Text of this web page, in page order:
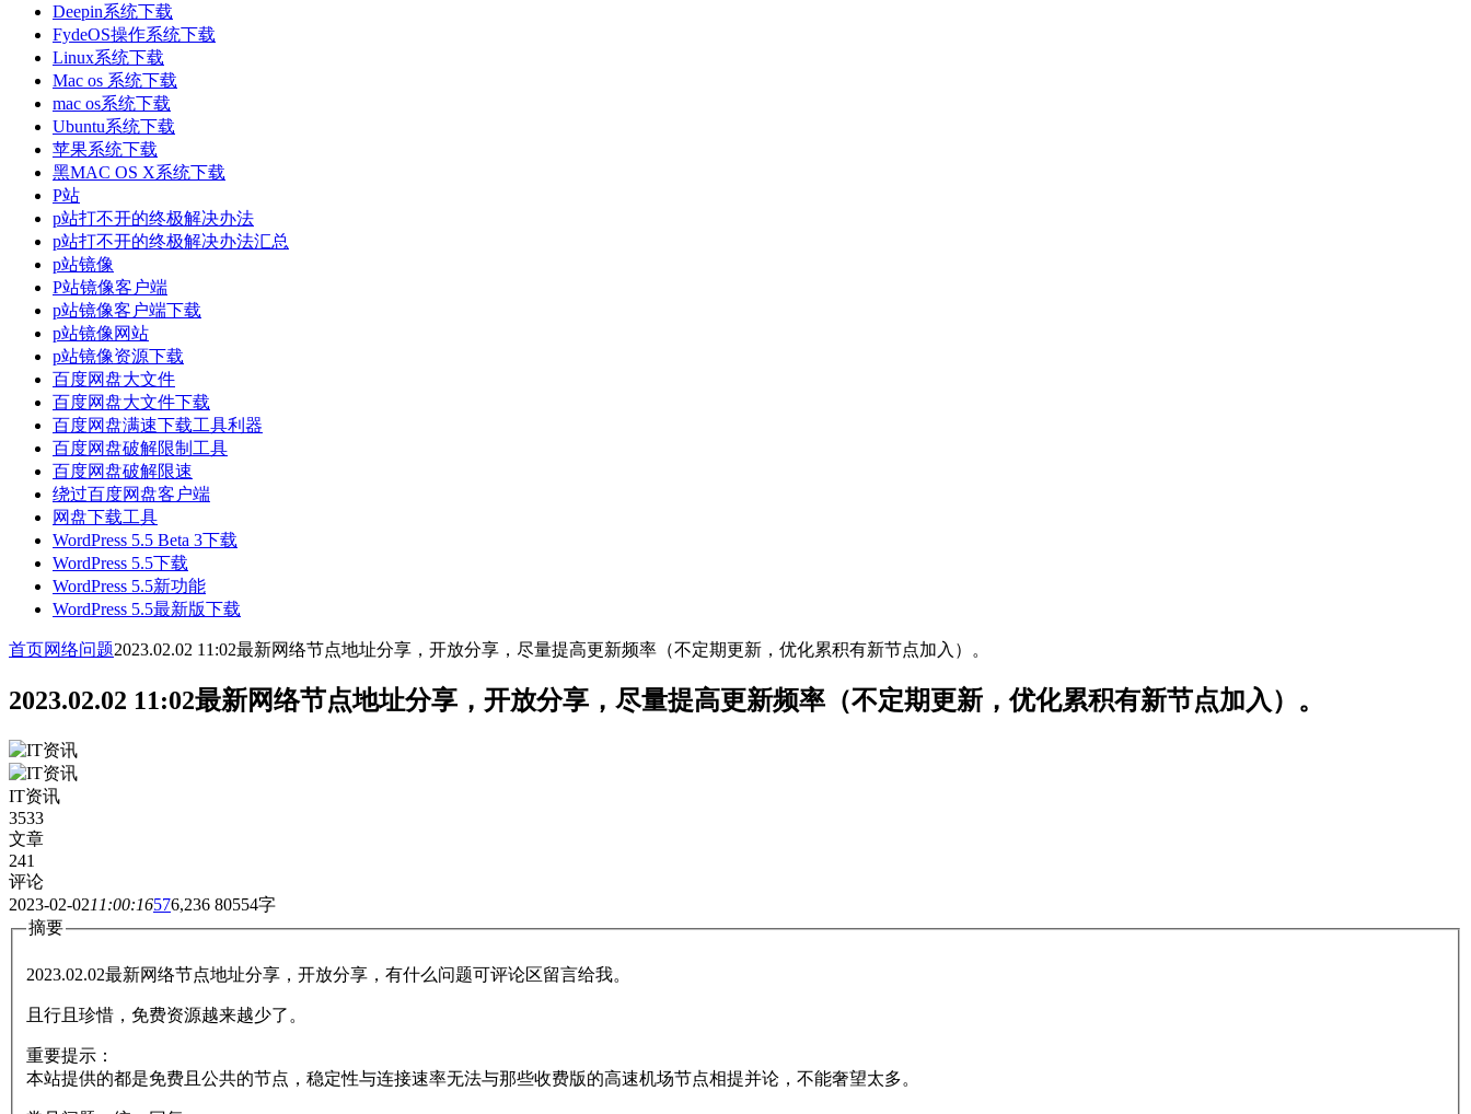
Deepin系统下载
FydeOS操作系统下载
Linux系统下载
Mac os 系统下载
mac os系统下载
Ubuntu系统下载
苹果系统下载
黑MAC OS X系统下载
P站
p站打不开的终极解决办法
p站打不开的终极解决办法汇总
p站镜像
P站镜像客户端
p站镜像客户端下载
p站镜像网站
p站镜像资源下载
百度网盘大文件
百度网盘大文件下载
百度网盘满速下载工具利器
百度网盘破解限制工具
百度网盘破解限速
绕过百度网盘客户端
网盘下载工具
WordPress 5.5 Beta 3下载
WordPress 5.5下载
WordPress 5.5新功能
WordPress 5.5最新版下载
首页网络问题2023.02.02 11:02最新网络节点地址分享，开放分享，尽量提高更新频率（不定期更新，优化累积有新节点加入）。
2023.02.02 11:02最新网络节点地址分享，开放分享，尽量提高更新频率（不定期更新，优化累积有新节点加入）。
IT资讯
3533
文章
241
评论
2023-02-0211:00:16576,236 80554字
摘要
2023.02.02最新网络节点地址分享，开放分享，有什么问题可评论区留言给我。
且行且珍惜，免费资源越来越少了。
重要提示：
本站提供的都是免费且公共的节点，稳定性与连接速率无法与那些收费版的高速机场节点相提并论，不能奢望太多。